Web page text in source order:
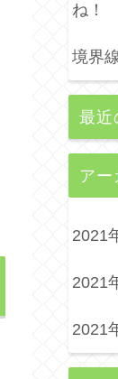
ね！
境界
最近
アー
2021
2021
2021